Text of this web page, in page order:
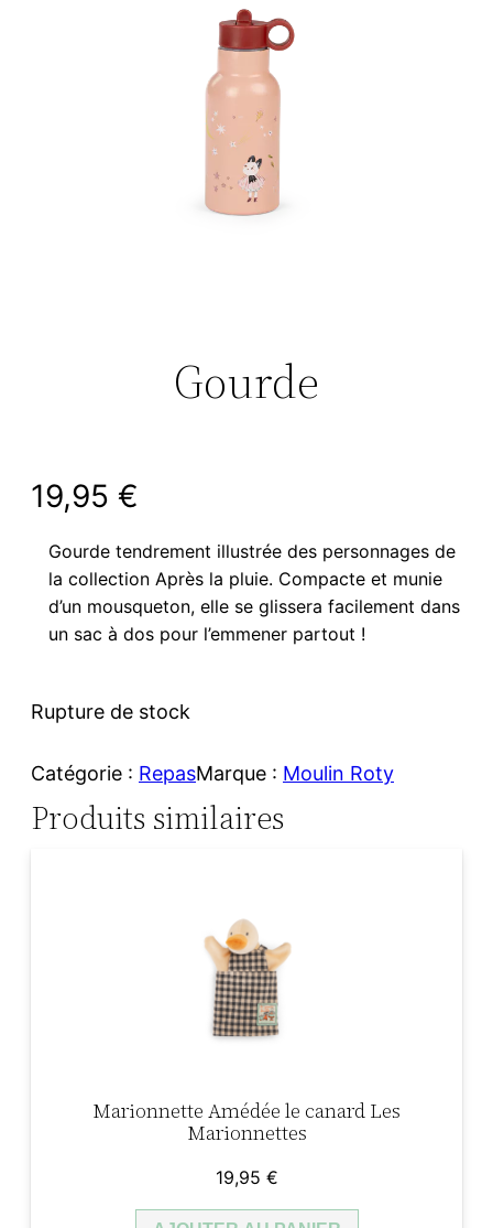
Gourde
19,95 €
Gourde tendrement illustrée des personnages de
la collection Après la pluie. Compacte et munie
d’un mousqueton, elle se glissera facilement dans
un sac à dos pour l’emmener partout !
Rupture de stock
Catégorie : RepasMarque : Moulin Roty
Produits similaires
Marionnette Amédée le canard Les
Marionnettes
19,95 €